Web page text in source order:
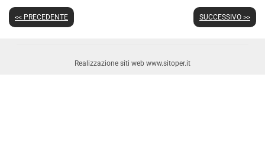
<< PRECEDENTE SUCCESSIVO >>
Realizzazione siti web www.sitoper.it